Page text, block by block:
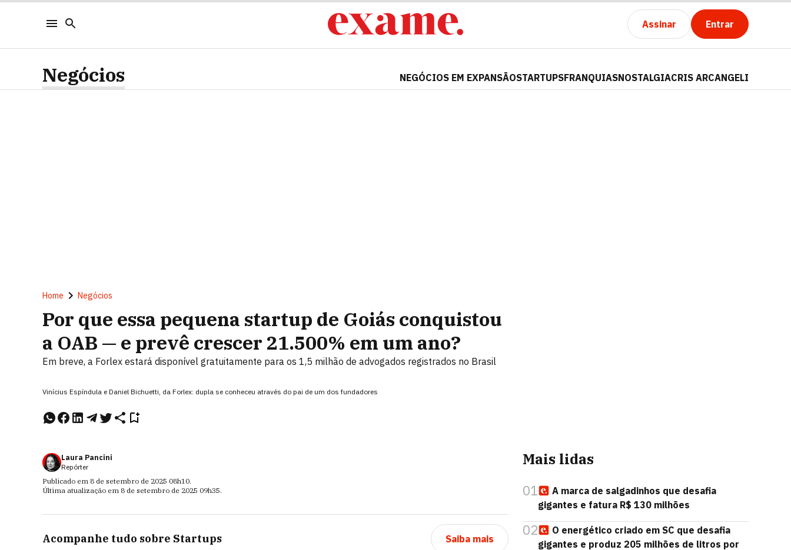
Assinar Entrar
Negócios NEGÓCIOS EM EXPANSÃOSTARTUPSFRANQUIASNOSTALGIACRIS ARCANGELI
Home Negócios
Por que essa pequena startup de Goiás conquistou
a OAB — e prevê crescer 21.500% em um ano?
Em breve, a Forlex estará disponível gratuitamente para os 1,5 milhão de advogados registrados no Brasil
Vinícius Espíndula e Daniel Bichuetti, da Forlex: dupla se conheceu através do pai de um dos fundadores
Laura Pancini
Repórter
Publicado em 8 de setembro de 2025 08h10.
Última atualização em 8 de setembro de 2025 09h35.
Acompanhe tudo sobre Startups Saiba mais
Mais lidas
01
A marca de salgadinhos que desafia
gigantes e fatura R$ 130 milhões
02
O energético criado em SC que desafia
gigantes e produz 205 milhões de litros por